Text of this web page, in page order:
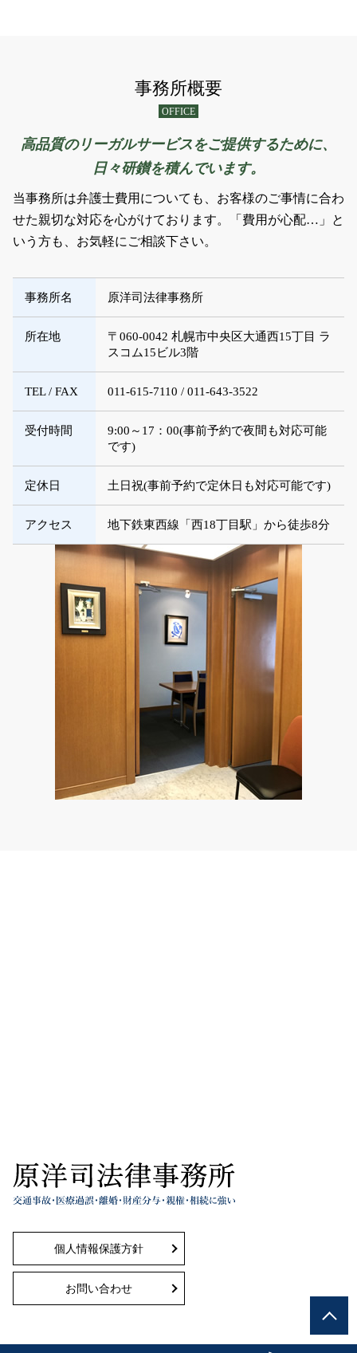
事務所概要
OFFICE
高品質のリーガルサービスをご提供するために、
日々研鑚を積んでいます。
当事務所は弁護士費用についても、お客様のご事情に合わ
せた親切な対応を心がけております。「費用が心配…」と
いう方も、お気軽にご相談下さい。
事務所名 原洋司法律事務所
所在地
〒060-0042 札幌市中央区大通西15丁目 ラ
スコム15ビル3階
TEL / FAX 011-615-7110 / 011-643-3522
受付時間
9:00～17：00(事前予約で夜間も対応可能
です)
定休日 土日祝(事前予約で定休日も対応可能です)
アクセス 地下鉄東西線「西18丁目駅」から徒歩8分
個人情報保護方針
お問い合わせ